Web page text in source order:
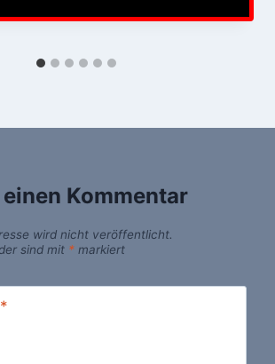
Kommentar
wird nicht veröffentlicht.
sind mit * markiert
*